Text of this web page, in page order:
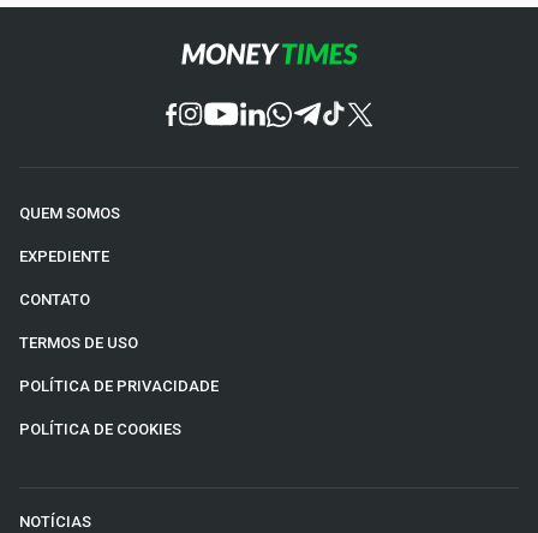
QUEM SOMOS
EXPEDIENTE
CONTATO
TERMOS DE USO
POLÍTICA DE PRIVACIDADE
POLÍTICA DE COOKIES
NOTÍCIAS